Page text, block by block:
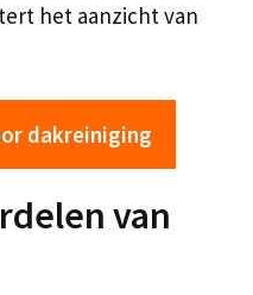
het aanzicht van
dakreiniging
van